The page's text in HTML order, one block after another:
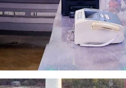
задач руководства ТЭЦ.
были описаны,
процессов по которым
критерии могут быть
корректирующие